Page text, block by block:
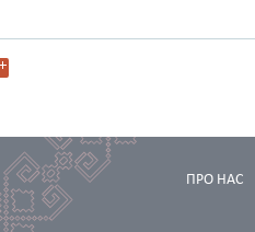
ПРО НАС